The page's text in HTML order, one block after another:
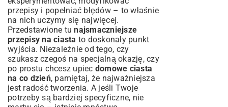
przepisy i popełniać błędów – to właśnie
na nich uczymy się najwięcej.
Przedstawione tunajsmaczniejsze
przepisy na ciasta to doskonały punkt
wyjścia. Niezależnie od tego, czy
szukasz czegoś na specjalną okazję, czy
po prostu chcesz upiec domowe ciasta
na co dzień, pamiętaj, że najważniejsza
jest radość tworzenia. A jeśli Twoje
potrzeby są bardziej specyficzne, nie